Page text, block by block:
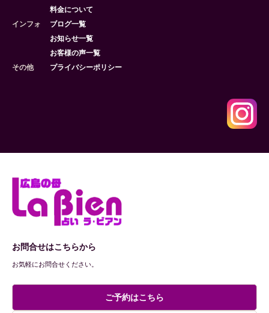
料金について
インフォ
ブログ一覧
お知らせ一覧
お客様の声一覧
その他
プライバシーポリシー
お問合せはこちらから
お気軽にお問合せください。
ご予約はこちら